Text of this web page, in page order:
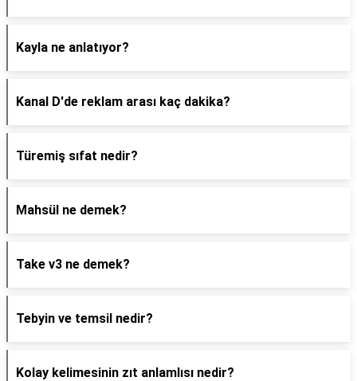
Kayla ne anlatıyor?
Kanal D'de reklam arası kaç dakika?
Türemiş sıfat nedir?
Mahsül ne demek?
Take v3 ne demek?
Tebyin ve temsil nedir?
Kolay kelimesinin zıt anlamlısı nedir?